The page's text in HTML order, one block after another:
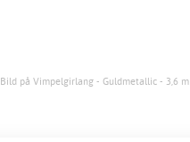
Bild på Vimpelgirlang - Guldmetallic - 3,6 m